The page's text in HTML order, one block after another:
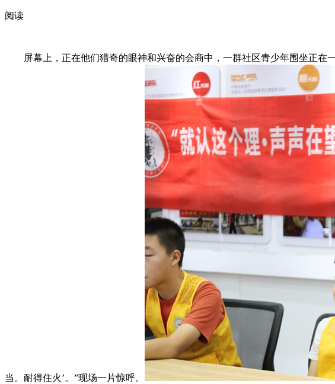
阅读
屏幕上，正在他们猎奇的眼神和兴奋的会商中，一群社区青少年围坐正在
当。耐得住火’。”现场一片惊呼。